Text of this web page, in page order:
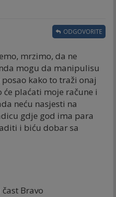
mrzimo, da ne
mogu da manipulisu
kako to traži onaj
će plaćati moje račune i
neću nasjesti na
gdje god ima para
i biću dobar sa
ODGOVORITE
Bravo